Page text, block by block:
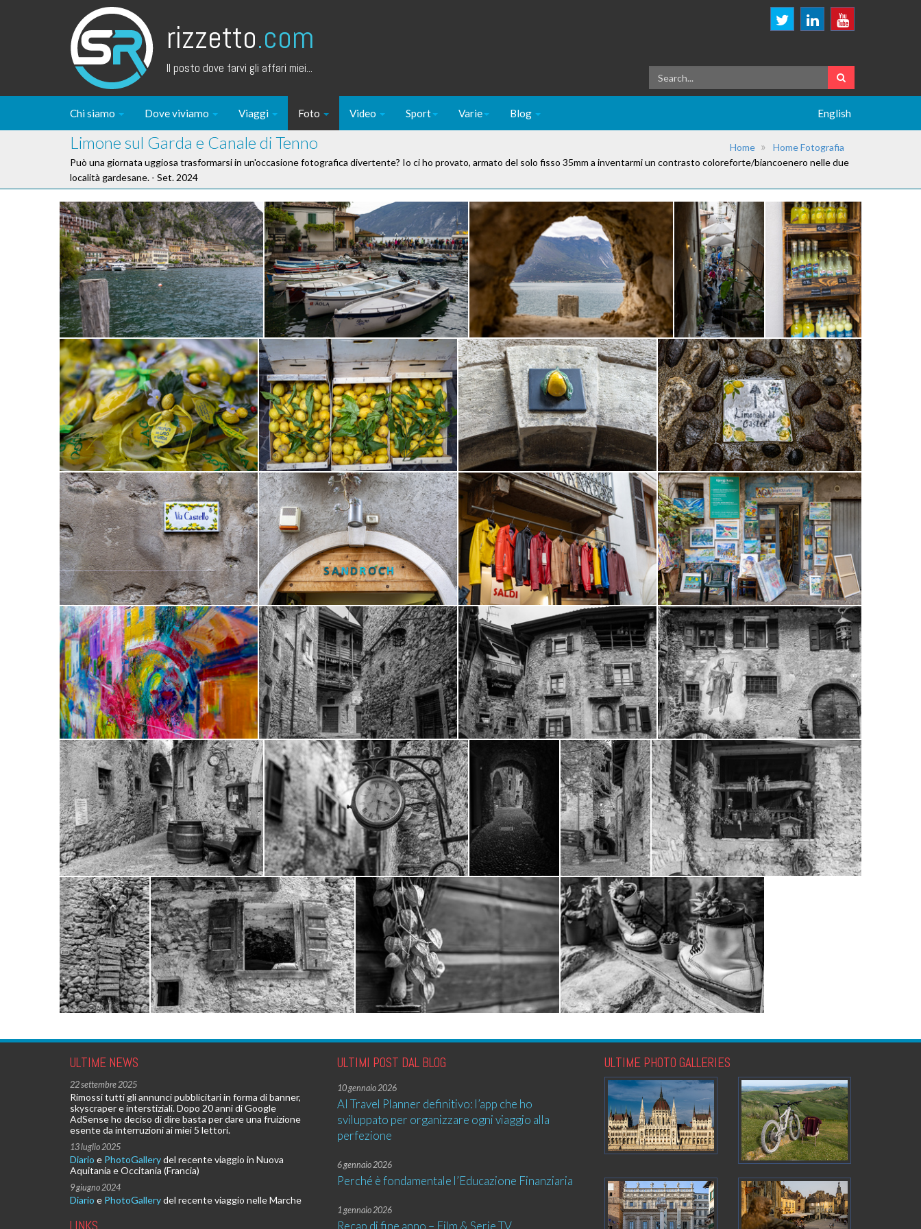
rizzetto.com
Il posto dove farvi gli affari miei...
Chi siamo Dove viviamo Viaggi Foto Video Sport Varie Blog English
Limone sul Garda e Canale di Tenno
Può una giornata uggiosa trasformarsi in un'occasione fotografica divertente? Io ci ho provato, armato del solo fisso 35mm a inventarmi un contrasto coloreforte/biancoenero nelle due
località gardesane. - Set. 2024
Home Home Fotografia
ULTIME NEWS
22 settembre 2025
Rimossi tutti gli annunci pubblicitari in forma di banner,
skyscraper e interstiziali. Dopo 20 anni di Google
AdSense ho deciso di dire basta per dare una fruizione
esente da interruzioni ai miei 5 lettori.
13 luglio 2025
Diario e PhotoGallerydel recente viaggio in Nuova
Aquitania e Occitania (Francia)
9 giugno 2024
Diario e PhotoGallerydel recente viaggio nelle Marche
ULTIMI POST DAL BLOG
10 gennaio 2026
AI Travel Planner definitivo: l’app che ho
sviluppato per organizzare ogni viaggio alla
perfezione
6 gennaio 2026
Perché è fondamentale l’Educazione Finanziaria
1 gennaio 2026
Recap di fine anno – Film & Serie TV
ULTIME PHOTO GALLERIES